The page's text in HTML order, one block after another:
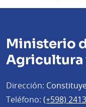
Ministerio
Agricultura
Dirección:
Teléfono: (+598)